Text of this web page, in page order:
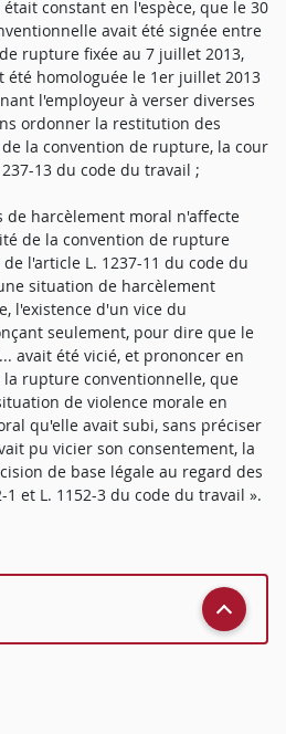
constant en l'espèce, que le 30
avait été signée entre
rupture fixée au 7 juillet 2013,
été homologuée le 1er juillet 2013
l'employeur à verser diverses
ordonner la restitution des
la convention de rupture, la cour
13 du code du travail ;
de harcèlement moral n'affecte
de la convention de rupture
l'article L. 1237-11 du code du
situation de harcèlement
l'existence d'un vice du
seulement, pour dire que le
avait été vicié, et prononcer en
rupture conventionnelle, que
de violence morale en
qu'elle avait subi, sans préciser
pu vicier son consentement, la
de base légale au regard des
1 et L. 1152-3 du code du travail ».